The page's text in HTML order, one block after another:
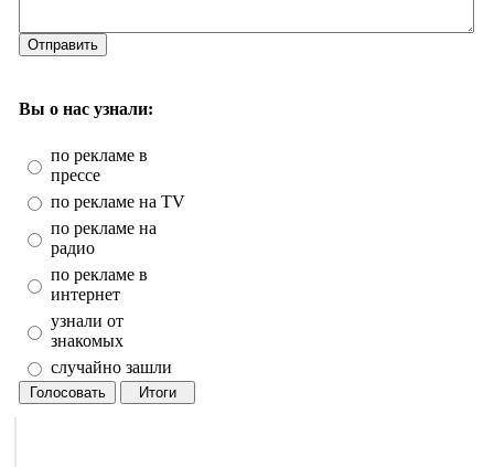
Отправить
Вы о нас узнали:
по рекламе в
прессе
по рекламе на TV
по рекламе на
радио
по рекламе в
интернет
узнали от
знакомых
случайно зашли